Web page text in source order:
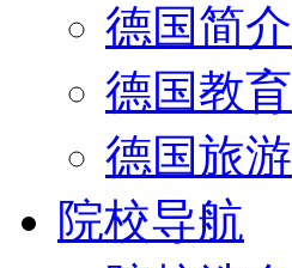
德国简介
德国教育
德国旅游
院校导航